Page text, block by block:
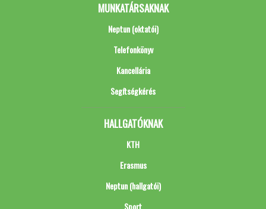
MUNKATÁRSAKNAK
Neptun (oktatói)
Telefonkönyv
Kancellária
Segítségkérés
HALLGATÓKNAK
KTH
Erasmus
Neptun (hallgatói)
Sport